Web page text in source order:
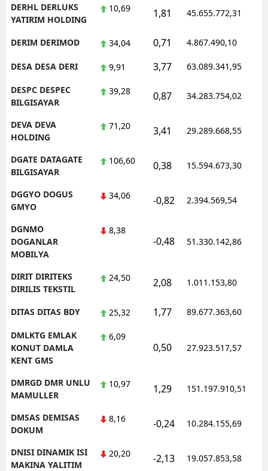
DERHL DERLUKS
YATIRIM HOLDING
10,69 1,81 45.655.772,31
DERIM DERIMOD 34,04 0,71 4.867.490,10
DESA DESA DERI 9,91 3,77 63.089.341,95
DESPC DESPEC
BILGISAYAR
39,28 0,87 34.283.754,02
DEVA DEVA
HOLDING
71,20 3,41 29.289.668,55
DGATE DATAGATE
BILGISAYAR
106,60 0,38 15.594.673,30
DGGYO DOGUS
GMYO
34,06 -0,82 2.394.569,54
DGNMO
DOGANLAR
MOBILYA
8,38
-0,48 51.330.142,86
DIRIT DIRITEKS
DIRILIS TEKSTIL
24,50 2,08 1.011.153,80
DITAS DITAS BDY 25,32 1,77 89.677.363,60
DMLKTG EMLAK
KONUT DAMLA
KENT GMS
6,09
0,50 27.923.517,57
DMRGD DMR UNLU
MAMULLER
10,97 1,29 151.197.910,51
DMSAS DEMISAS
DOKUM
8,16 -0,24 10.284.155,69
DNISI DINAMIK ISI
MAKINA YALITIM
20,20 -2,13 19.057.853,58